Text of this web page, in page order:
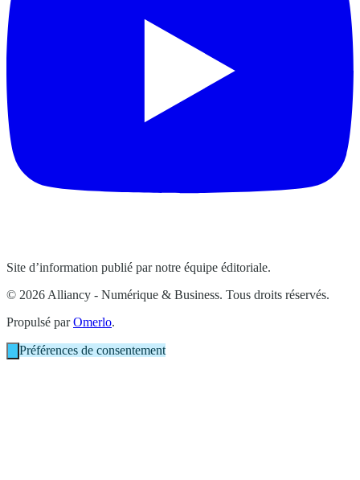
Site d’information publié par notre équipe éditoriale.
© 2026 Alliancy - Numérique & Business. Tous droits réservés.
Propulsé parOmerlo.
Préférences de consentement